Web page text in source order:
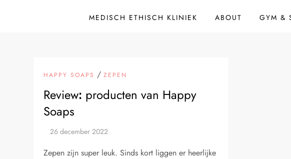
MEDISCH ETHISCH KLINIEK ABOUT GYM &
HAPPY SOAPS /ZEPEN
Reviewꓽ producten van Happy
Soaps
Zepen zijn super leuk. Sinds kort liggen er heerlijke